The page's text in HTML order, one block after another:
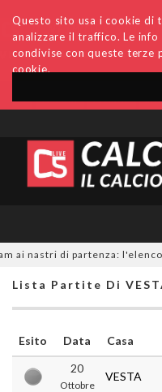
Questo sito usa i cookie di
analizzare il traffico. Le
condivise con queste terze
cookie.
Accedi Archivio
nastri di partenza: l'elenco
Lista Partite Di
Esito Data Casa
20
Ottobre
VESTA